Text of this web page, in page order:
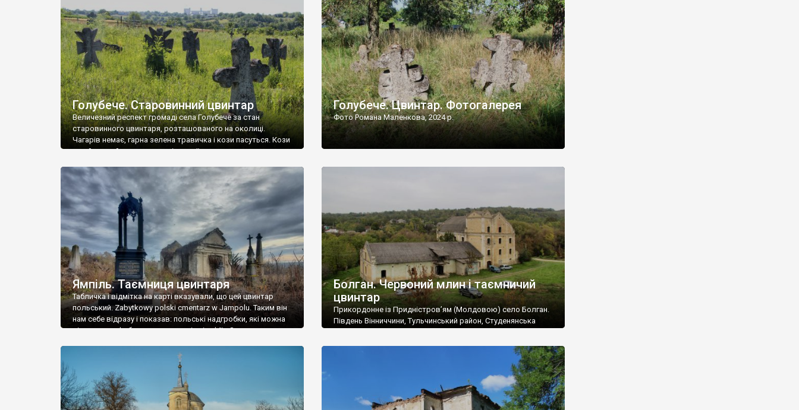
[…]
Голубече. Старовинний цвинтар
Величезний респект громаді села Голубече за стан
старовинного цвинтаря, розташованого на околиці.
Чагарів немає, гарна зелена травичка і кози пасуться. Кози
– найкращий регулятор шкідливої, для старих кладовищ,
бруньками, кози ті бруньки обгризають, бо то улюблений
делікатес. На цвинтарі у Голубечому ціла колекція
різноманітних форм хрестів. Село відносно невелике, […]
Голубече. Цвинтар. Фотогалерея
Фото Романа Маленкова, 2024 р.
Ямпіль. Таємниця цвинтаря
Табличка і відмітка на карті вказували, що цей цвинтар
польський. Zabytkowy polski cmentarz w Jampolu. Таким він
нам себе відразу і показав: польські надгробки, які можна
віднести до фабричних, польські епітафії… Загалом цвинтар
виявилося більше семи гектарів. Перше враження про
абсолютну звичайність польського цвинтаря виявилося
оманливим – […]
Болган. Червоний млин і таємничий
цвинтар
Прикордонне із Придністров’ям (Молдовою) село Болган.
Південь Вінниччини, Тульчинський район, Студенянська
старовинний цвинтар із кам’яними хрестами. Всі епітафії, які
збереглися, написані кирилицею, церковнослов’янською
мовою. За всіма традиційними ознаками – цвинтар
український. Хрести датуються 19 століттям. У 1924-1940
роках Болган […]